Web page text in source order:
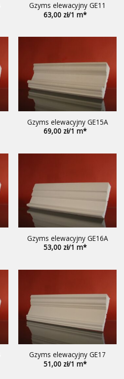
Gzyms elewacyjny GE11
63,00
Gzyms elewacyjny GE15A
69,00
Gzyms elewacyjny GE16A
53,00
Gzyms elewacyjny GE17
51,00